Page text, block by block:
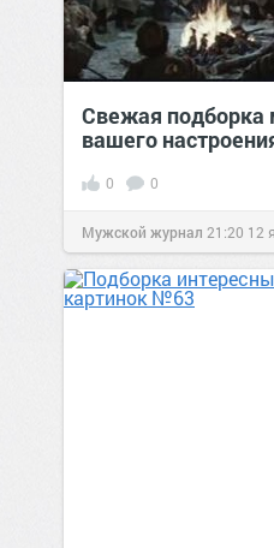
Свежая подборка
вашего
0 0
Мужской журнал 21:20 12